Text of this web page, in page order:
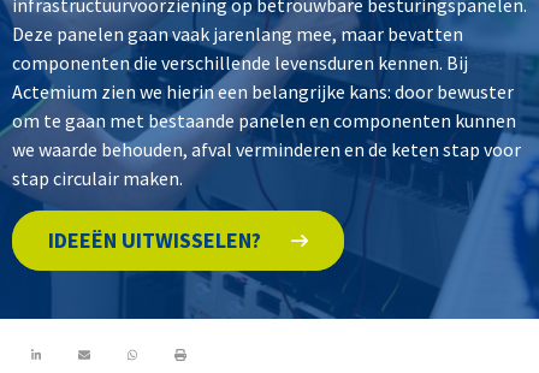
infrastructuurvoorziening op betrouwbare besturingspanelen.
Deze panelen gaan vaak jarenlang mee, maar bevatten
componenten die verschillende levensduren kennen. Bij
Actemium zien we hierin een belangrijke kans: door bewuster
om te gaan met bestaande panelen en componenten kunnen
we waarde behouden, afval verminderen en de keten stap voor
stap circulair maken.
IDEEËN UITWISSELEN?